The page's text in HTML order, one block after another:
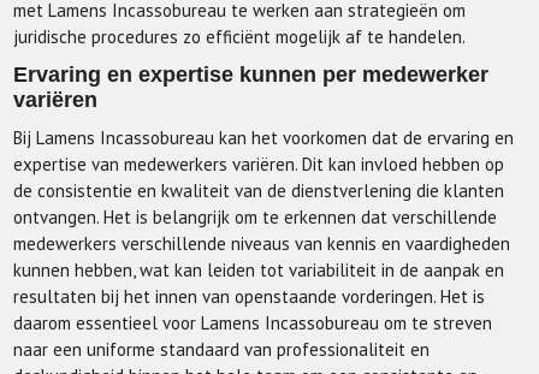
met Lamens Incassobureau te werken aan strategieën om
juridische procedures zo efficiënt mogelijk af te handelen.
Ervaring en expertise kunnen per medewerker
variëren
Bij Lamens Incassobureau kan het voorkomen dat de ervaring en
expertise van medewerkers variëren. Dit kan invloed hebben op
de consistentie en kwaliteit van de dienstverlening die klanten
ontvangen. Het is belangrijk om te erkennen dat verschillende
medewerkers verschillende niveaus van kennis en vaardigheden
kunnen hebben, wat kan leiden tot variabiliteit in de aanpak en
resultaten bij het innen van openstaande vorderingen. Het is
daarom essentieel voor Lamens Incassobureau om te streven
naar een uniforme standaard van professionaliteit en